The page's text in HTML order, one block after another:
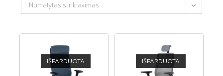
Numatytasis rikiavimas
IŠPARDUOTA IŠPARDUOTA